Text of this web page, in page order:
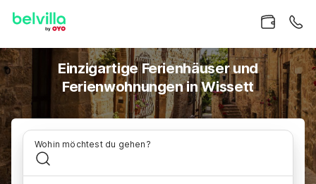
Einzigartige Ferienhäuser und
Ferienwohnungen in Wissett
Wohin möchtest du gehen?